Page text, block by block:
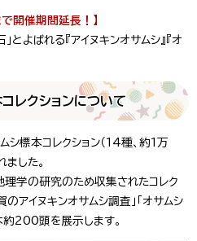
開催期間延長！】
よばれる『アイヌキンオサムシ』『オ
レクションについて
標本コレクション（14種、約1万
した。
理学の研究のため収集されたコレク
アイヌキンオサムシ調査」「オサムシ
約200頭を展示します。